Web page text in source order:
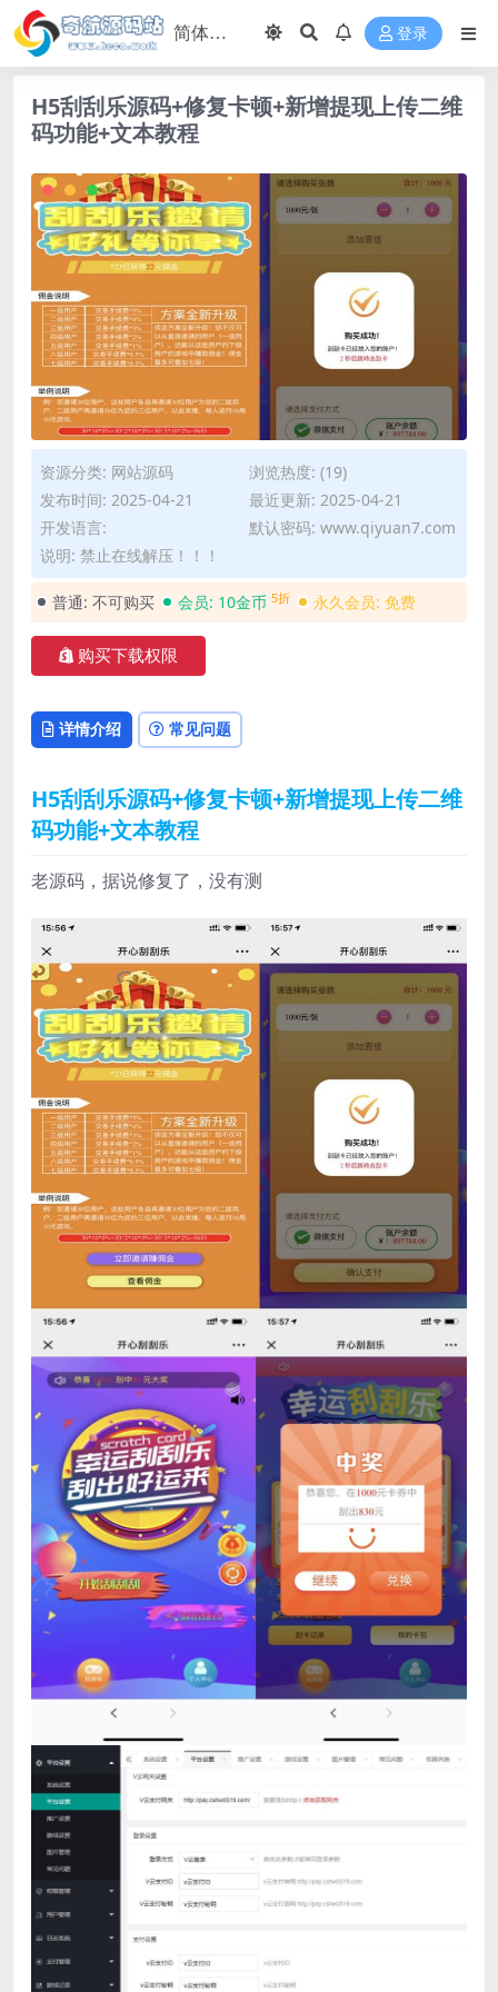
登录
H5刮刮乐源码+修复卡顿+新增提现上传二维
码功能+文本教程
资源分类: 网站源码
浏览热度: (19)
发布时间: 2025-04-21
最近更新: 2025-04-21
开发语言:
默认密码: www.qiyuan7.com
说明: 禁止在线解压！！！
普通: 不可购买 会员: 10金币 5折 永久会员: 免费
购买下载权限
详情介绍 常见问题
H5刮刮乐源码+修复卡顿+新增提现上传二维
码功能+文本教程
老源码，据说修复了，没有测